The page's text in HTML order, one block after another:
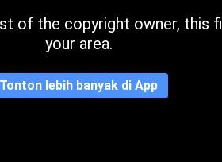
of the copyright owner, this
your area.
Tonton lebih banyak di App